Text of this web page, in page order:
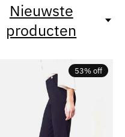
Nieuwste
producten
53% off